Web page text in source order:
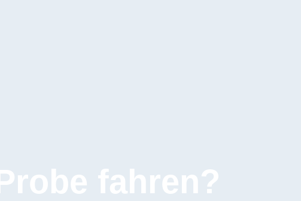
fahren?